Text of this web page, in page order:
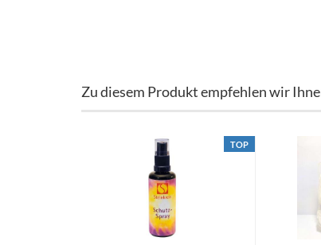
Zu diesem Produkt empfehlen wir
TOP